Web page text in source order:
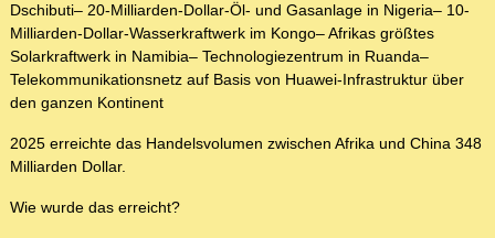
Dschibuti– 20-Milliarden-Dollar-Öl- und Gasanlage in Nigeria– 10-
Milliarden-Dollar-Wasserkraftwerk im Kongo– Afrikas größtes
Solarkraftwerk in Namibia– Technologiezentrum in Ruanda–
Telekommunikationsnetz auf Basis von Huawei-Infrastruktur über
den ganzen Kontinent
2025 erreichte das Handelsvolumen zwischen Afrika und China 348
Milliarden Dollar.
Wie wurde das erreicht?